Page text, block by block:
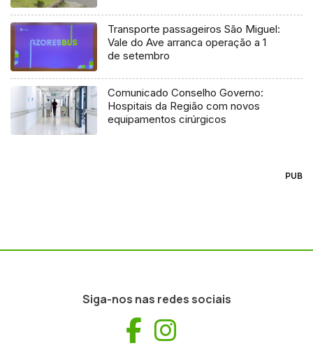
Transporte passageiros São Miguel:
Vale do Ave arranca operação a 1
de setembro
Comunicado Conselho Governo:
Hospitais da Região com novos
equipamentos cirúrgicos
PUB
Siga-nos nas redes sociais
Facebook